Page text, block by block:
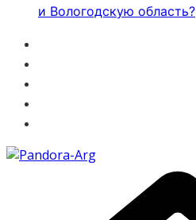
и Вологодскую область?